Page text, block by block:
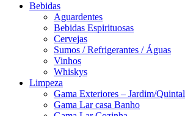
Bebidas
Aguardentes
Bebidas Espirituosas
Cervejas
Sumos / Refrigerantes / Águas
Vinhos
Whiskys
Limpeza
Gama Exteriores – Jardim/Quintal
Gama Lar casa Banho